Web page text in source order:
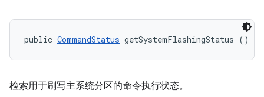
public CommandStatus getSystemFlashingStatus ()
检索用于刷写主系统分区的命令执行状态。